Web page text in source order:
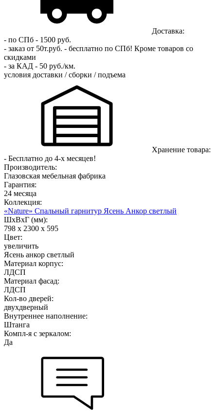
Доставка:
- по СПб - 1500 руб.
- заказ от 50т.руб. - бесплатно по СПб! Кроме товаров со
скидками
- за КАД - 50 руб./км.
условия доставки / сборки / подъема
Хранение товара:
- Бесплатно до 4-х месяцев!
Производитель:
Глазовская мебельная фабрика
Гарантия:
24 месяца
Коллекция:
«Nature» Спальный гарнитур Ясень Анкор светлый
ШхВхГ (мм):
798 х 2300 х 595
Цвет:
увеличить
Ясень анкор светлый
Материал корпус:
ЛДСП
Материал фасад:
ЛДСП
Кол-во дверей:
двухдверный
Внутреннее наполнение:
Штанга
Компл-я с зеркалом:
Да